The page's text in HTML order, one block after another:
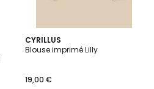
CYRILLUS
Blouse imprimé Lilly
19,00 €